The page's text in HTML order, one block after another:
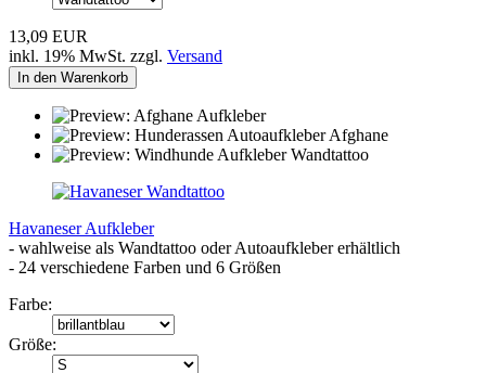
13,09 EUR
inkl. 19% MwSt. zzgl. Versand
In den Warenkorb
Havaneser Aufkleber
- wahlweise als Wandtattoo oder Autoaufkleber erhältlich
- 24 verschiedene Farben und 6 Größen
Farbe:
Größe: